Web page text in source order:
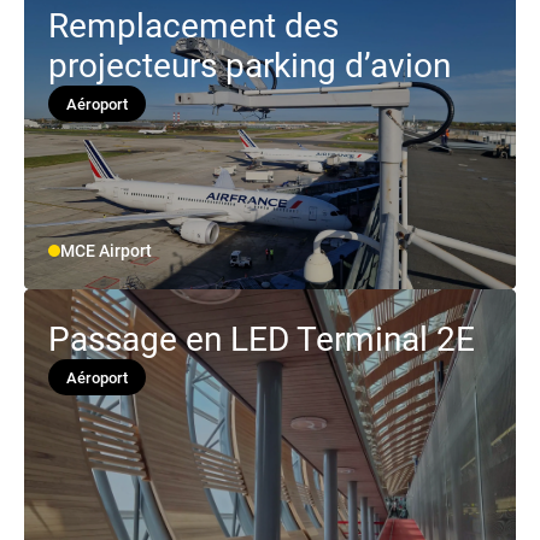
Remplacement des
projecteurs parking d’avion
Aéroport
MCE Airport
Passage en LED Terminal 2E
Aéroport